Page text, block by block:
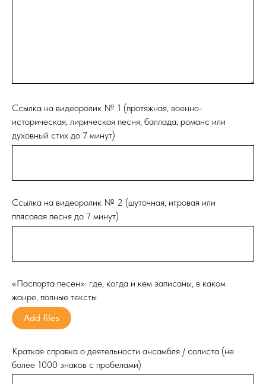
Ссылка на видеоролик № 1 (протяжная, военно-
историческая, лирическая песня, баллада, романс или
духовный стих до 7 минут)
Ссылка на видеоролик № 2 (шуточная, игровая или
плясовая песня до 7 минут)
«Паспорта песен»: где, когда и кем записаны, в каком
жанре, полные тексты
Add files
Краткая справка о деятельности ансамбля / солиста (не
более 1000 знаков с пробелами)